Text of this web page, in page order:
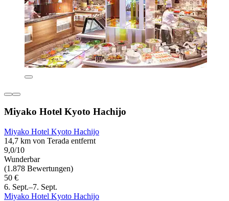
Miyako Hotel Kyoto Hachijo
Miyako Hotel Kyoto Hachijo
14,7 km von Terada entfernt
9,0/10
Wunderbar
(1.878 Bewertungen)
50 €
6. Sept.–7. Sept.
Miyako Hotel Kyoto Hachijo